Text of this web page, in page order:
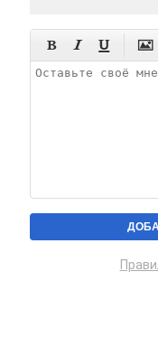
   